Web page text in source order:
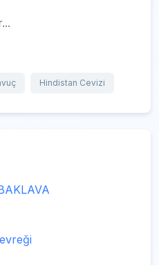
Hindistan Cevizi